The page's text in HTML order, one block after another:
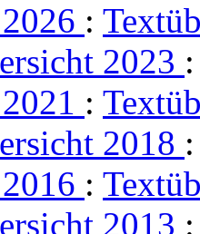
:
2023
:
2018
:
2013